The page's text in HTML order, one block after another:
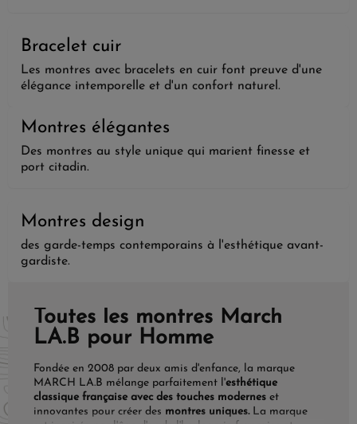
Bracelet cuir
Les montres avec bracelets en cuir font preuve d'une
élégance intemporelle et d'un confort naturel.
Montres élégantes
Des montres au style unique qui marient finesse et
port citadin.
Montres design
des garde-temps contemporains à l'esthétique avant-
gardiste.
Toutes les montres March
LA.B pour Homme
Fondée en 2008 par deux amis d'enfance, la marque
MARCH LA.B mélange parfaitement l'esthétique
classique française avec des touches modernes et
innovantes pour créer des montres uniques.La marque